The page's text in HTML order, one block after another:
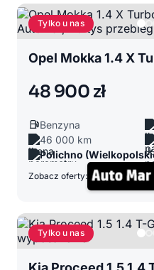
Tylko u nas
48 900 zł
Benzyna
46 000 km
Polichno
Zobacz oferty:
Tylko u nas